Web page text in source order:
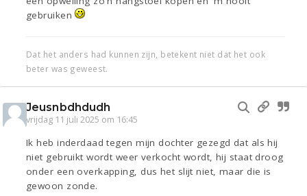
gebruiken
Dat het anders had kunnen zijn, betekent niet dat het ook
beter was geweest.
Jeusnbdhdudh
vrijdag 11 juli 2025 om 16:45
Ik heb inderdaad tegen mijn dochter gezegd dat als hij
niet gebruikt wordt weer verkocht wordt, hij staat droog
onder een overkapping, dus het slijt niet, maar die is
gewoon zonde.